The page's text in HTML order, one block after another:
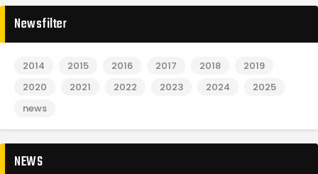
Newsfilter
2014 2015 2016 2017 2018
2019
2020
2021 2022 2023 2024
2025
news
NEWS